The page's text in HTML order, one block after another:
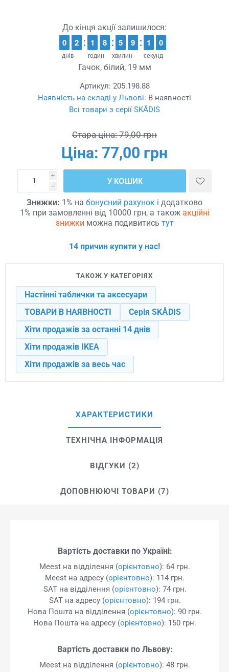
До кінця акції залишилося:
днів
9
9
0
0 1
1
2
2
годин
1
1
1
1 7
7
8
8
хвилин
4
4
5
5 8
8
9
9
секунд
1
0
0 9
9
8
Гачок, білий, 19 мм
Артикул: 205.198.88
Наявність на складі у Львові: В наявності
Всі товари з серії SKÅDIS
Стара ціна: 79,00 грн
Ціна: 77,00 грн
i
h
У КОШИК
Знижки: 1% на бонусний рахунок і додатково
1% при замовленні від 10000 грн, а також акційні
знижки можна подивитись тут
14 причин купити у нас!
ТАКОЖ У КАТЕГОРІЯХ
Настінні таблички та аксесуари
ТОВАРИ В НАЯВНОСТІ
Серія SKÅDIS
Хіти продажів за останні 14 днів
Хіти продажів IKEA
Хіти продажів за весь час
ХАРАКТЕРИСТИКИ
ТЕХНІЧНА ІНФОРМАЦІЯ
ВІДГУКИ (2)
ДОПОВНЮЮЧІ ТОВАРИ (7)
Вартість доставки по Україні:
Meest на відділення (орієнтовно): 64 грн.
Meest на адресу (орієнтовно): 114 грн.
SAT на відділення (орієнтовно): 74 грн.
SAT на адресу (орієнтовно): 194 грн.
Нова Пошта на відділення (орієнтовно): 90 грн.
Нова Пошта на адресу (орієнтовно): 150 грн.
Вартість доставки по Львову:
Meest на відділення (орієнтовно): 48 грн.